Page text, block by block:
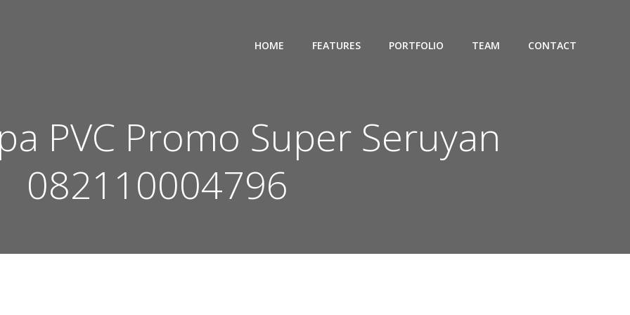
HOME FEATURES PORTFOLIO TEAM CONTACT
PVC Promo Super Seruyan
082110004796